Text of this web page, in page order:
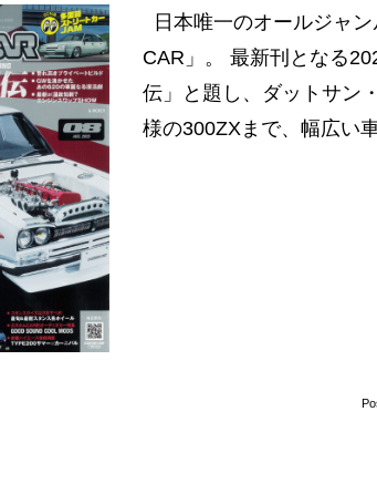
日本唯一のオールジャ
CAR」。 最新刊となる
伝」と題し、ダットサン
様の300ZXまで、幅広い